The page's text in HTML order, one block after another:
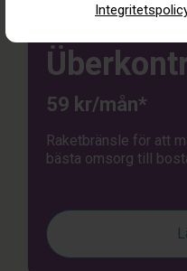
59 kr/mån*
Raketbränsle för att
bästa omsorg till